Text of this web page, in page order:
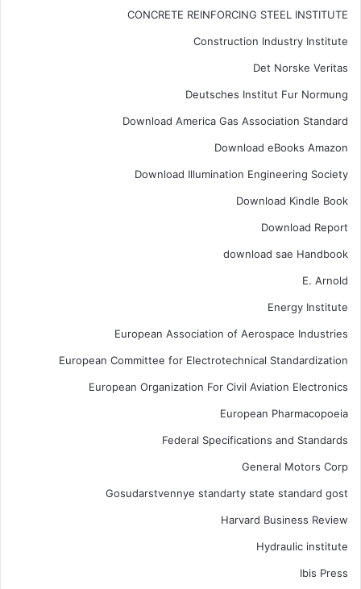
CONCRETE REINFORCING STEEL INSTITUTE
Construction Industry Institute
Det Norske Veritas
Deutsches Institut Fur Normung
Download America Gas Association Standard
Download eBooks Amazon
Download Illumination Engineering Society
Download Kindle Book
Download Report
download sae Handbook
E. Arnold
Energy Institute
European Association of Aerospace Industries
European Committee for Electrotechnical Standardization
European Organization For Civil Aviation Electronics
European Pharmacopoeia
Federal Specifications and Standards
General Motors Corp
Gosudarstvennye standarty state standard gost
Harvard Business Review
Hydraulic institute
Ibis Press